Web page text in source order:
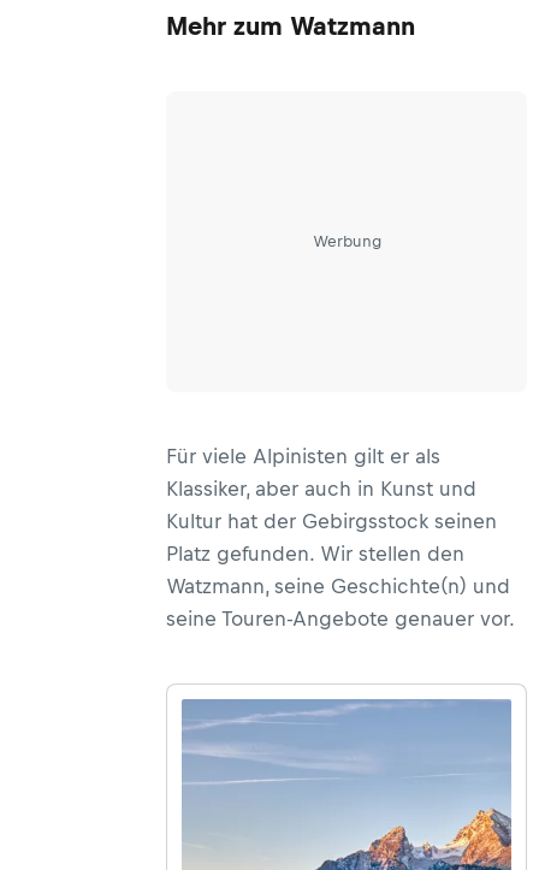
Mehr zum Watzmann
Werbung
Für viele Alpinisten gilt er als
Klassiker, aber auch in Kunst und
Kultur hat der Gebirgsstock seinen
Platz gefunden. Wir stellen den
Watzmann, seine Geschichte(n) und
seine Touren-Angebote genauer vor.